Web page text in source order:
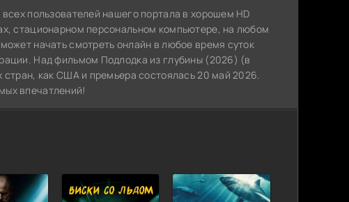
пользователей нашего портала в хорошем HD
стационарном персональном компьютере, на любом
начать смотреть онлайн в любое время суток
Над фильмом Подлодка из глубины (2026) (в
как США и премьера состоялась 20 май 2026.
впечатлений!